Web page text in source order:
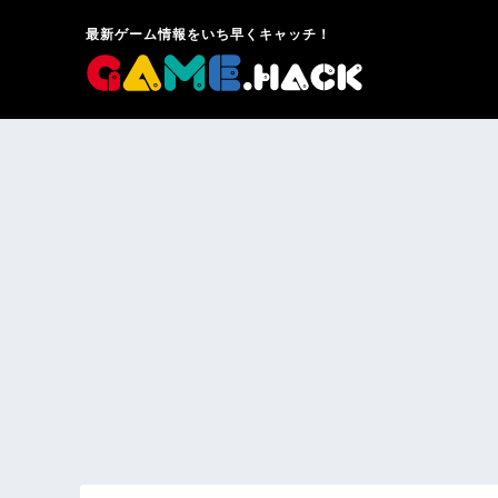
最新ゲーム情報をいち早くキャッチ！